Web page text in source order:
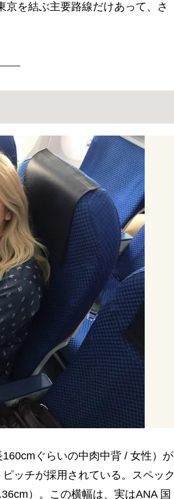
を結ぶ主要路線だけあって、さ
ぐらいの中肉中背 / 女性）が
ッチが採用されている。スペック
）。この横幅は、実はANA 国